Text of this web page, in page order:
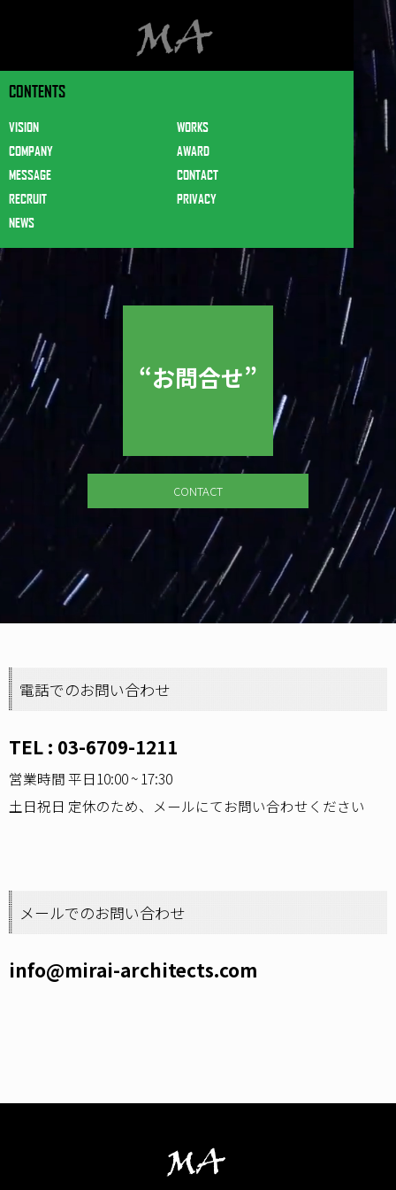
CONTENTS
VISION
COMPANY
MESSAGE
RECRUIT
NEWS
WORKS
AWARD
CONTACT
PRIVACY
“お問合せ”
CONTACT
電話でのお問い合わせ
TEL : 03-6709-1211
営業時間 平日10:00 ~ 17:30
土日祝日 定休のため、メールにてお問い合わせください
メールでのお問い合わせ
info@mirai-architects.com